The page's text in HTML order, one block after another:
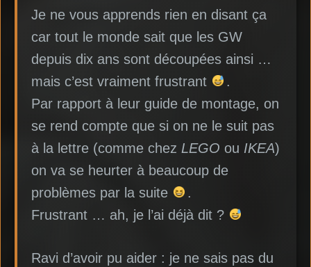
Je ne vous apprends rien en disant ça
car tout le monde sait que les GW
depuis dix ans sont découpées ainsi …
mais c’est vraiment frustrant
.
Par rapport à leur guide de montage, on
se rend compte que si on ne le suit pas
à la lettre (comme chez LEGO ou IKEA)
on va se heurter à beaucoup de
problèmes par la suite
.
Frustrant … ah, je l’ai déjà dit ?
Ravi d’avoir pu aider : je ne sais pas du